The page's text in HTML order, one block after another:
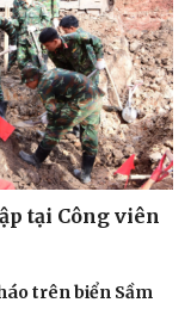
thời sự
tại Công viên
trên biển Sầm